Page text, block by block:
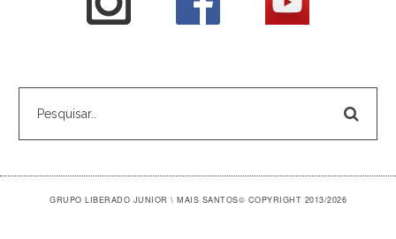
GRUPO LIBERADO JUNIOR \ MAIS SANTOS© COPYRIGHT 2013/2026